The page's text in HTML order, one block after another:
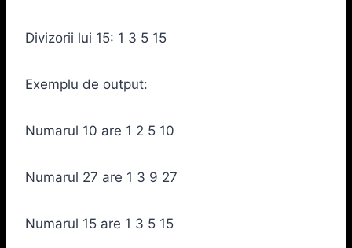
Divizorii lui 15: 1 3 5 15
Exemplu de output:
Numarul 10 are 1 2 5 10
Numarul 27 are 1 3 9 27
Numarul 15 are 1 3 5 15